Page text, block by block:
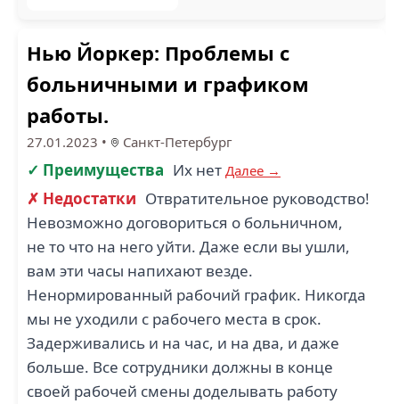
Нью Йоркер: Проблемы с
больничными и графиком
работы.
27.01.2023 • Санкт-Петербург
✓ Преимущества Их нет Далее →
✗ Недостатки Отвратительное руководство!
Невозможно договориться о больничном,
не то что на него уйти. Даже если вы ушли,
вам эти часы напихают везде.
Ненормированный рабочий график. Никогда
мы не уходили с рабочего места в срок.
Задерживались и на час, и на два, и даже
больше. Все сотрудники должны в конце
своей рабочей смены доделывать работу